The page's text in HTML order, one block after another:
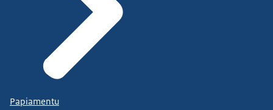
Papiamentu